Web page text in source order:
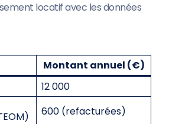
locatif avec les données
Montant annuel (€)
12 000
600 (refacturées)